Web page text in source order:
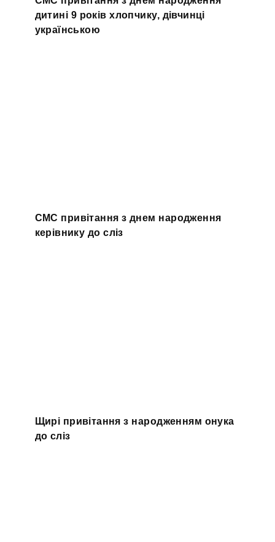
дитині 9 років хлопчику, дівчинці
українською
СМС привітання з днем народження
керівнику до сліз
Щирі привітання з народженням онука
до сліз